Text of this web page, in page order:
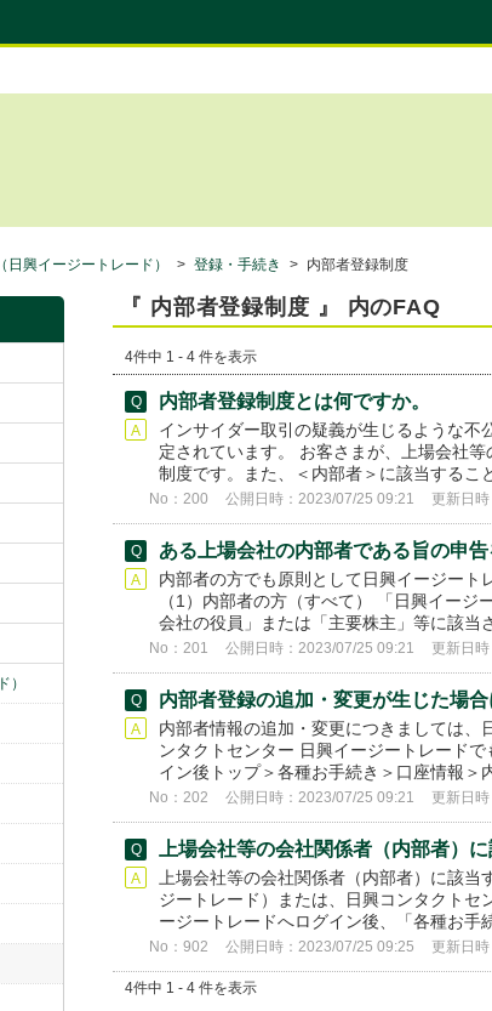
興イージートレード） > 登録・手続き > 内部者登録制度
）
『 内部者登録制度 』 内のFAQ
4件中 1 - 4 件を表示
内部者登録制度とは何ですか。
インサイダー取引の疑義が生じるような不
定されています。 お客さまが、上場会社
制度です。また、＜内部者＞に該当するこ
No：200 公開日時：2023/07/25 09:21 更新日
ある上場会社の内部者である旨の申
内部者の方でも原則として日興イージート
（1）内部者の方（すべて） 「日興イー
会社の役員」または「主要株主」等に該当
No：201 公開日時：2023/07/25 09:21 更新日
内部者登録の追加・変更が生じた場
内部者情報の追加・変更につきましては、
ンタクトセンター 日興イージートレード
イン後トップ＞各種お手続き＞口座情報＞
No：202 公開日時：2023/07/25 09:21 更新日
上場会社等の会社関係者（内部者）
上場会社等の会社関係者（内部者）に該
ジートレード）または、日興コンタクトセ
ージートレードへログイン後、「各種お手
No：902 公開日時：2023/07/25 09:25 更新日
4件中 1 - 4 件を表示